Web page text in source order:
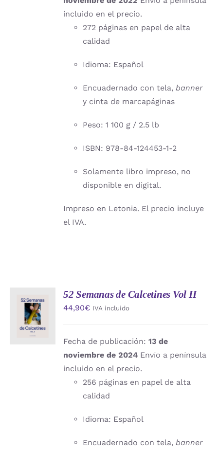
incluido en el precio.
272 páginas en papel de alta
calidad
Idioma: Español
Encuadernado con tela,banner
y cinta de marcapáginas
Peso: 1 100 g / 2.5 lb
ISBN: 978-84-124453-1-2
Solamente libro impreso, no
disponible en digital.
Impreso en Letonia. El precio incluye
el IVA.
AÑADIR
AL
CARRITO
/
DETALLES
52 Semanas de Calcetines Vol II
44,90€ IVA incluido
Fecha de publicación:13 de
noviembre de 2024 Envío a península
incluido en el precio.
256 páginas en papel de alta
calidad
Idioma: Español
Encuadernado con tela,banner